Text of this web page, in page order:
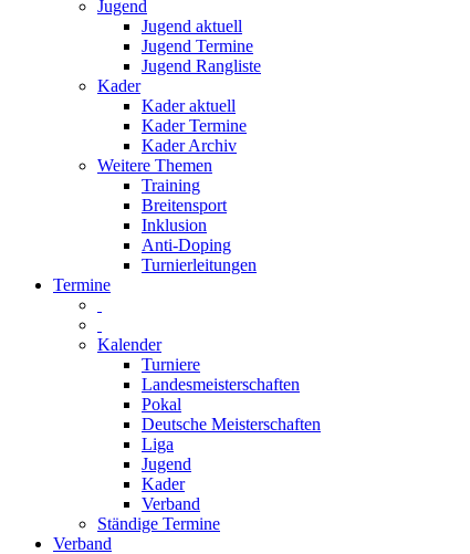
Jugend
Jugend aktuell
Jugend Termine
Jugend Rangliste
Kader
Kader aktuell
Kader Termine
Kader Archiv
Weitere Themen
Training
Breitensport
Inklusion
Anti-Doping
Turnierleitungen
Termine
Kalender
Turniere
Landesmeisterschaften
Pokal
Deutsche Meisterschaften
Liga
Jugend
Kader
Verband
Ständige Termine
Verband